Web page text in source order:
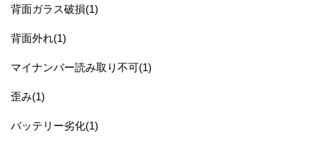
背面ガラス破損(1)
背面外れ(1)
マイナンバー読み取り不可(1)
歪み(1)
バッテリー劣化(1)